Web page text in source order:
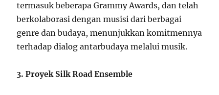
termasuk beberapa Grammy Awards, dan telah
berkolaborasi dengan musisi dari berbagai
genre dan budaya, menunjukkan komitmennya
terhadap dialog antarbudaya melalui musik.
3. Proyek Silk Road Ensemble